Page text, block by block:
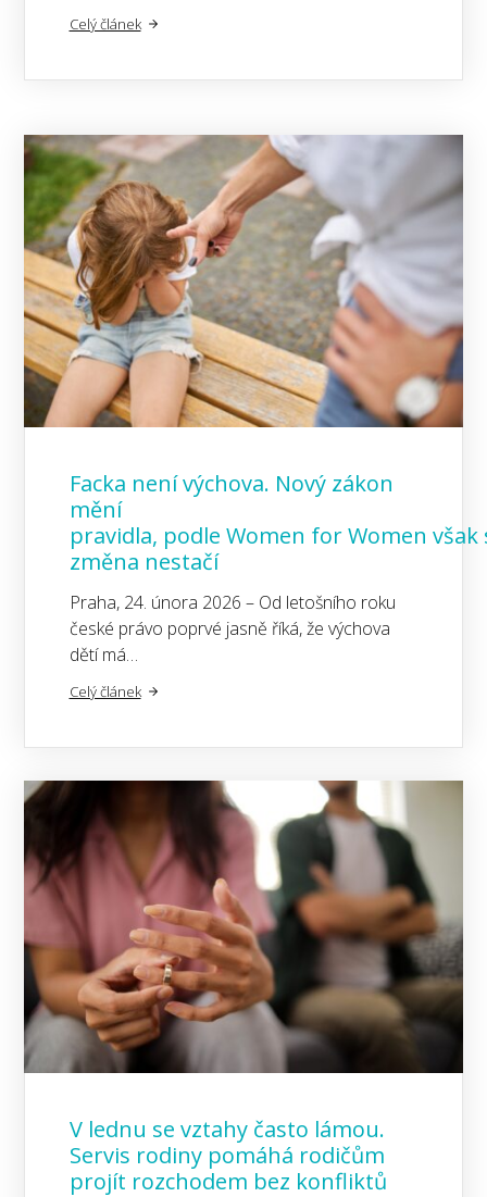
Celý článek
Facka není výchova. Nový zákon
mění
pravidla, podle Women for Women však
změna nestačí
Praha, 24. února 2026 – Od letošního roku
české právo poprvé jasně říká, že výchova
dětí má…
Celý článek
V lednu se vztahy často lámou.
Servis rodiny pomáhá rodičům
projít rozchodem bez konfliktů